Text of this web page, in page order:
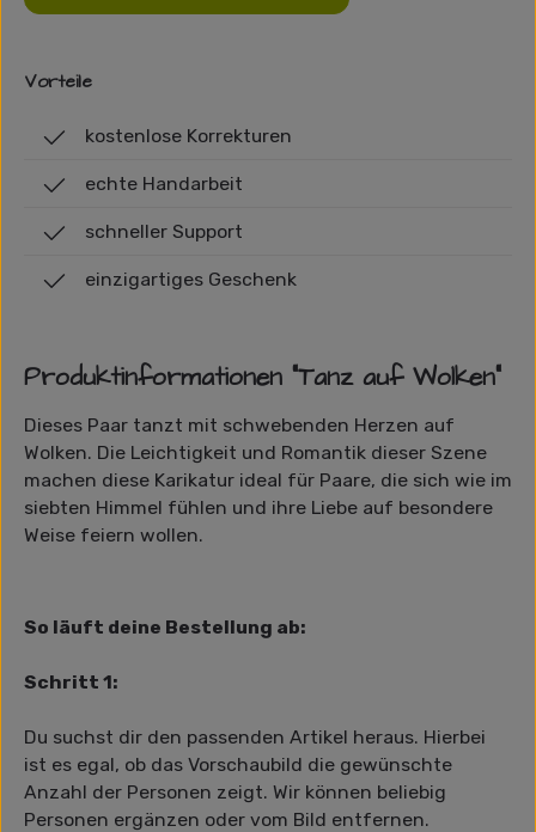
Vorteile
kostenlose Korrekturen
echte Handarbeit
schneller Support
einzigartiges Geschenk
Produktinformationen "Tanz auf Wolken"
Dieses Paar tanzt mit schwebenden Herzen auf
Wolken. Die Leichtigkeit und Romantik dieser Szene
machen diese Karikatur ideal für Paare, die sich wie im
siebten Himmel fühlen und ihre Liebe auf besondere
Weise feiern wollen.
So läuft deine Bestellung ab:
Schritt 1:
Du suchst dir den passenden Artikel heraus. Hierbei
ist es egal, ob das Vorschaubild die gewünschte
Anzahl der Personen zeigt. Wir können beliebig
Personen ergänzen oder vom Bild entfernen.